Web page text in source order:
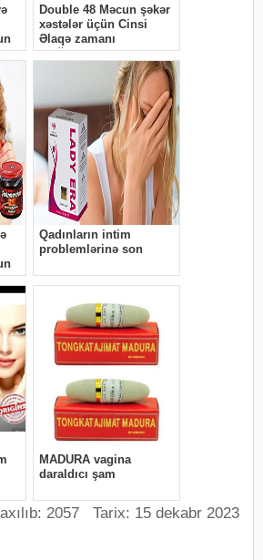
2057 Tarix: 15 dekabr 2023